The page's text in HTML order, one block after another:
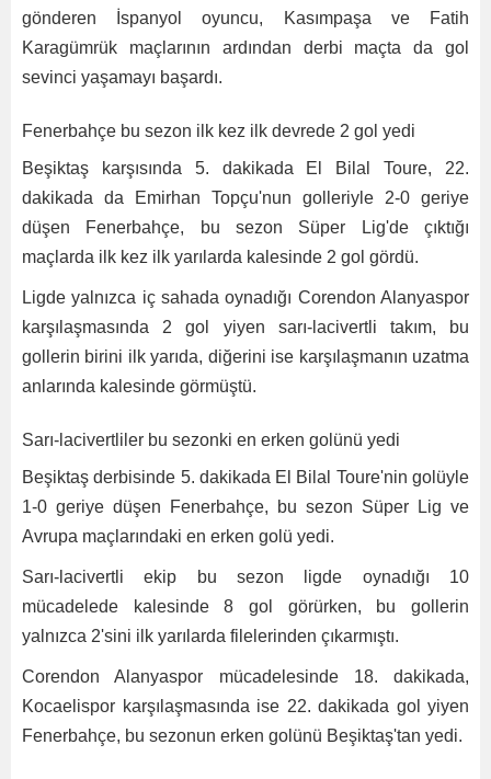
gönderen İspanyol oyuncu, Kasımpaşa ve Fatih
Karagümrük maçlarının ardından derbi maçta da gol
sevinci yaşamayı başardı.
Fenerbahçe bu sezon ilk kez ilk devrede 2 gol yedi
Beşiktaş karşısında 5. dakikada El Bilal Toure, 22.
dakikada da Emirhan Topçu'nun golleriyle 2-0 geriye
düşen Fenerbahçe, bu sezon Süper Lig'de çıktığı
maçlarda ilk kez ilk yarılarda kalesinde 2 gol gördü.
Ligde yalnızca iç sahada oynadığı Corendon Alanyaspor
karşılaşmasında 2 gol yiyen sarı-lacivertli takım, bu
gollerin birini ilk yarıda, diğerini ise karşılaşmanın uzatma
anlarında kalesinde görmüştü.
Sarı-lacivertliler bu sezonki en erken golünü yedi
Beşiktaş derbisinde 5. dakikada El Bilal Toure'nin golüyle
1-0 geriye düşen Fenerbahçe, bu sezon Süper Lig ve
Avrupa maçlarındaki en erken golü yedi.
Sarı-lacivertli ekip bu sezon ligde oynadığı 10
mücadelede kalesinde 8 gol görürken, bu gollerin
yalnızca 2'sini ilk yarılarda filelerinden çıkarmıştı.
Corendon Alanyaspor mücadelesinde 18. dakikada,
Kocaelispor karşılaşmasında ise 22. dakikada gol yiyen
Fenerbahçe, bu sezonun erken golünü Beşiktaş'tan yedi.